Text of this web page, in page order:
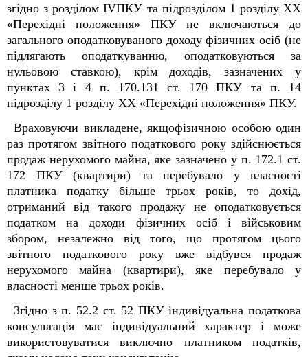
згідно з розділом IVПКУ та підрозділом 1 розділу XX
«Перехідні положення» ПКУ не включаються до
загального оподатковуваного доходу фізичних осіб (не
підлягають оподаткуванню, оподатковуються за
нульовою ставкою), крім доходів, зазначених у
пунктах 3 і 4 п. 170.131 ст. 170 ПКУ та п. 14
підрозділу 1 розділу XX «Перехідні положення» ПКУ.
Враховуючи викладене, якщофізичною особою один
раз протягом звітного податкового року здійснюється
продаж нерухомого майна, яке зазначено у п. 172.1 ст.
172 ПКУ (квартири) та перебувало у власності
платника податку більше трьох років, то дохід,
отриманий від такого продажу не оподатковується
податком на доходи фізичних осіб і військовим
збором, незалежно від того, що протягом цього
звітного податкового року вже відбувся продаж
нерухомого майна (квартири), яке перебувало у
власності менше трьох років.
Згідно з п. 52.2 ст. 52 ПКУ індивідуальна податкова
консультація має індивідуальний характер і може
використовуватися виключно платником податків,